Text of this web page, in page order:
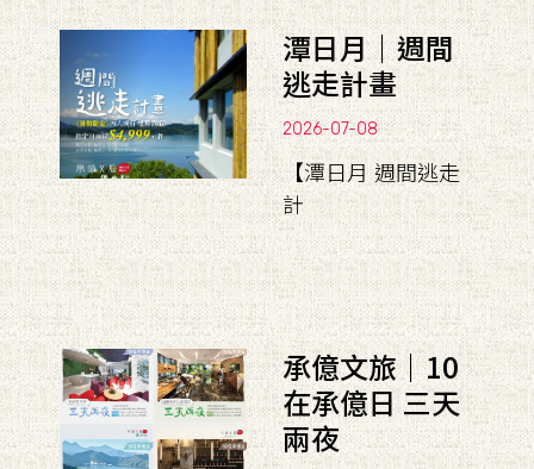
潭日月｜週間
逃走計畫
2026-07-08
【潭日月 週間逃走
計
承億文旅｜10
在承億日 三天
兩夜